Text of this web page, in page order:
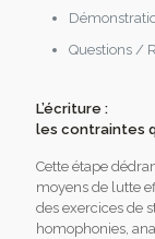
Questions /
L’écriture :
les contraintes
Cette étape
moyens de lutte
des exercices de
homophonies,